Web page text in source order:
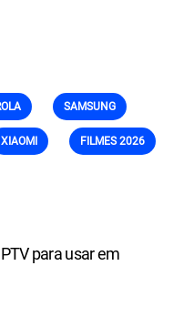
SAMSUNG
XIAOMI FILMES 2026
para usar em